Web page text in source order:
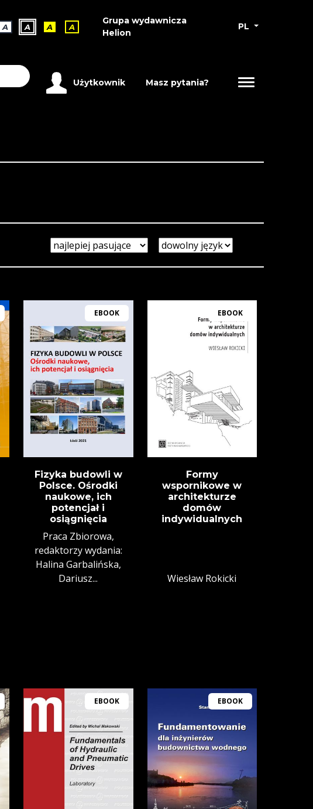
A A A A
Grupa wydawnicza
Helion
PL
Użytkownik Masz pytania?
EBOOK
Fizyka budowli w
Polsce. Ośrodki
naukowe, ich
potencjał i
osiągnięcia
Praca Zbiorowa,
redaktorzy wydania:
Halina Garbalińska,
Dariusz...
EBOOK
Formy
wspornikowe w
architekturze
domów
indywidualnych
Wiesław Rokicki
EBOOK EBOOK